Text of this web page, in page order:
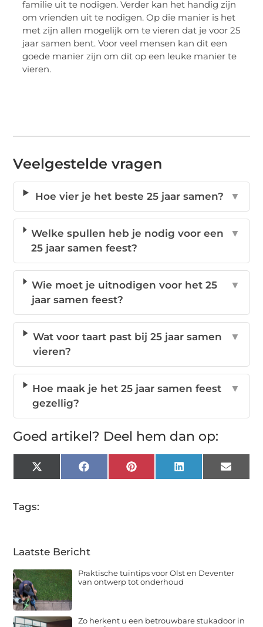
familie uit te nodigen. Verder kan het handig zijn
om vrienden uit te nodigen. Op die manier is het
met zijn allen mogelijk om te vieren dat je voor 25
jaar samen bent. Voor veel mensen kan dit een
goede manier zijn om dit op een leuke manier te
vieren.
Veelgestelde vragen
Hoe vier je het beste 25 jaar samen? ▼
Welke spullen heb je nodig voor een
25 jaar samen feest?
▼
Wie moet je uitnodigen voor het 25
jaar samen feest?
▼
Wat voor taart past bij 25 jaar samen
vieren?
▼
Hoe maak je het 25 jaar samen feest
gezellig?
▼
Goed artikel? Deel hem dan op:
X
(Twitter)
FacebookPinterestLinkedInEmail
Tags:
Laatste Bericht
Praktische tuintips voor Olst en Deventer
van ontwerp tot onderhoud
Zo herkent u een betrouwbare stukadoor in